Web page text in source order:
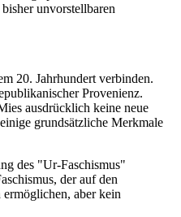
unvorstellbaren
20. Jahrhundert verbinden.
Provenienz.
ausdrücklich keine neue
grundsätzliche Merkmale
des "Ur-Faschismus"
der auf den
aber kein